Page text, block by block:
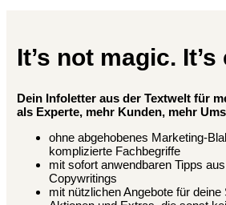
It’s not magic.
Dein Infoletter aus der Textwelt für
als Experte, mehr Kunden, mehr
ohne abgehobenes Marketing-
komplizierte Fachbegriffe
mit sofort anwendbaren Tipps
Copywritings
mit nützlichen Angebote für deine